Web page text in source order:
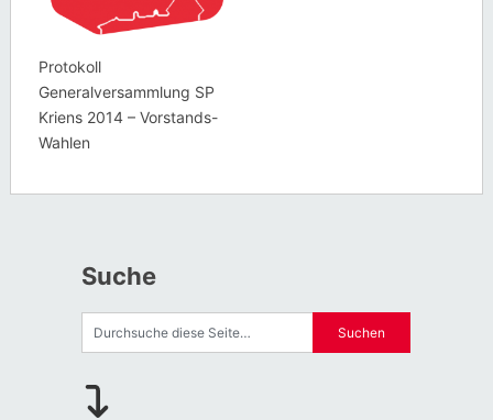
Protokoll
Generalversammlung SP
Kriens 2014 – Vorstands-
Wahlen
Suche